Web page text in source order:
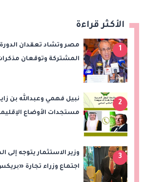
الأكثر قراءة
1
مصر وتشاد تعقدان الدورة
المشتركة وتوقعان
2
نبيل فهمي وعبدالله بن
مستجدات الأوضاع
3
وزير الاستثمار يتوجه إلى
اجتماع وزراء تجارة